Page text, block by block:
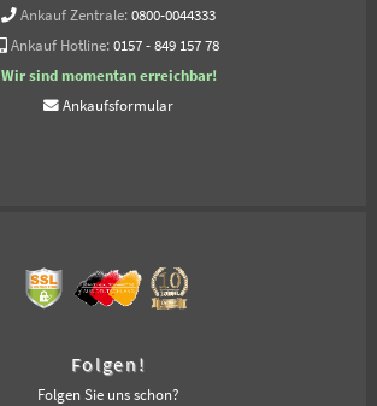
Ankauf Zentrale: 0800-0044333
Ankauf Hotline: 0157 - 849 157 78
Wir sind momentan erreichbar!
Ankaufsformular
Folgen!
Folgen Sie uns schon?